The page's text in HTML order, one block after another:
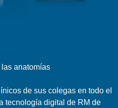
anatomías
de sus colegas en todo el
tecnología digital de RM de